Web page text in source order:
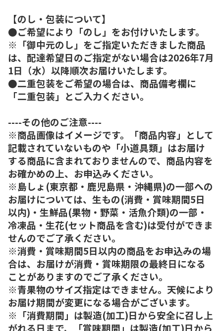
【のし・包装について】
●ご希望により「のし」をお付けいたします。
※「御中元のし」をご指定いただきました商品
は、配達希望日のご指定がない場合は2026年7月
1日（水）以降順次お届けいたします。
●二重包装をご希望の場合は、商品備考欄に
「二重包装」とご入力ください。
----その他のご注意----
※商品画像はイメージです。「商品内容」として
記載されていないものや「小道具類」はお届け
する商品に含まれておりませんので、商品内容を
お確かめの上、お申込みください。
※島しょ(東京都・鹿児島県・沖縄県)の一部への
お届けについては、生もの(消費・賞味期間5日
以内)・生鮮品(果物・野菜・活魚介類)の一部・
冷凍品・生花(セット商品を含む)は受付ができま
せんのでご了承ください。
※消費・賞味期間5日以内の商品をお申込みの場
合は、お届けが消費・賞味期限の最終日になる
ことがありますのでご了承ください。
※青果物のサイズ指定はできません。天候により
お届け期間が変更になる場合がございます。
※「消費期間」は製造(加工)日から安全に召し上
がれる日まで、「賞味期間」は製造(加工)日から